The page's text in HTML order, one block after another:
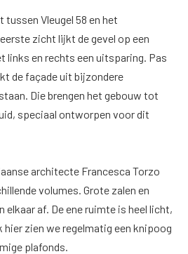
tussen Vleugel 58 en het
zicht lijkt de gevel op een
links en rechts een uitsparing. Pas
de façade uit bijzondere
Die brengen het gebouw tot
speciaal ontworpen voor dit
architecte Francesca Torzo
volumes. Grote zalen en
af. De ene ruimte is heel licht,
hier zien we regelmatig een knipoog
plafonds.